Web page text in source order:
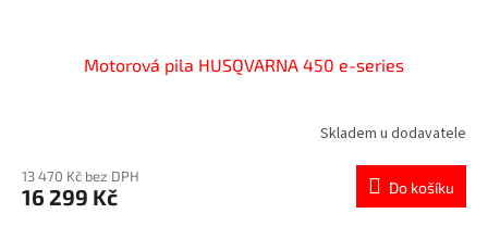
Motorová pila HUSQVARNA 450 e-series
Skladem u dodavatele
13 470 Kč bez DPH
16 299 Kč Do košíku